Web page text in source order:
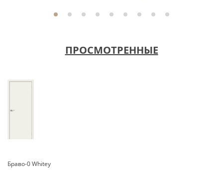
ПРОСМОТРЕННЫЕ
Браво-0 Whitey